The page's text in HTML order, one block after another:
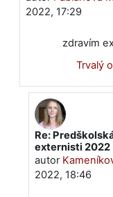
2022, 17:29
zdravím
Trvalý
V odpovedi na
Re:
externisti 2022
autor
2022, 18:46